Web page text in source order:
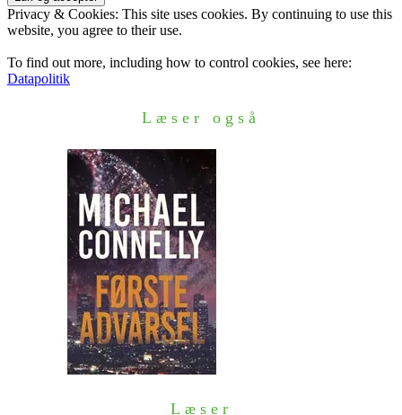
Privacy & Cookies: This site uses cookies. By continuing to use this
website, you agree to their use.
To find out more, including how to control cookies, see here:
Datapolitik
Læser også
Læser